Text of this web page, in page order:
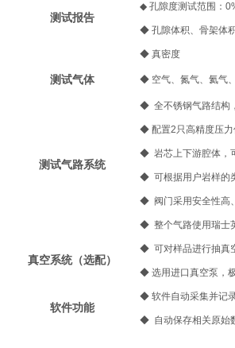
测试报告
◆ 孔隙度测试范围：
◆ 孔隙体积、骨架体
◆ 真密度
测试气体 ◆ 空气、氮气、氦气
测试气路系统
◆ 全不锈钢气路结构
◆ 配置2只高精度压
◆ 岩芯上下游腔体，
◆ 可根据用户岩样的
◆ 阀门采用安全性高
◆ 整个气路使用瑞士
真空系统（选配）
◆ 可对样品进行抽真
◆ 选用进口真空泵，
软件功能
◆ 软件自动采集并记
◆ 自动保存相关原始